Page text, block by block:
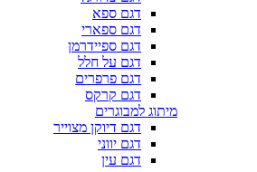
דגם ספא
דגם ספארי
דגם ספיידרמן
דגם על חלל
דגם פרפרים
דגם קרקס
מיתוג למבוגרים
דגם דיוקן מצוייר
דגם יווני
דגם עין